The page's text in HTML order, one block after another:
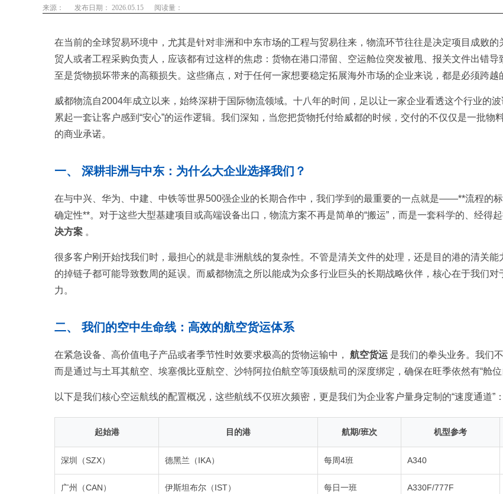
来源： 发布日期： 2026.05.15 阅读量：
在当前的全球贸易环境中，尤其是针对非洲和中东市场的工程与贸易往来，物流环节往往是决定项目成败的
贸人或者工程采购负责人，应该都有过这样的焦虑：货物在港口滞留、空运舱位突发被甩、报关文件出错导
至是货物损坏带来的高额损失。这些痛点，对于任何一家想要稳定拓展海外市场的企业来说，都是必须跨越
威都物流自2004年成立以来，始终深耕于国际物流领域。十八年的时间，足以让一家企业看透这个行业的
累起一套让客户感到“安心”的运作逻辑。我们深知，当您把货物托付给威都的时候，交付的不仅仅是一批物
的商业承诺。
一、 深耕非洲与中东：为什么大企业选择我们？
在与中兴、华为、中建、中铁等世界500强企业的长期合作中，我们学到的最重要的一点就是——**流程的
确定性**。对于这些大型基建项目或高端设备出口，物流方案不再是简单的“搬运”，而是一套科学的、经得
决方案 。
很多客户刚开始找我们时，最担心的就是非洲航线的复杂性。不管是清关文件的处理，还是目的港的清关能
的掉链子都可能导致数周的延误。而威都物流之所以能成为众多行业巨头的长期战略伙伴，核心在于我们对
力。
二、 我们的空中生命线：高效的航空货运体系
在紧急设备、高价值电子产品或者季节性时效要求极高的货物运输中， 航空货运 是我们的拳头业务。我们
而是通过与土耳其航空、埃塞俄比亚航空、沙特阿拉伯航空等顶级航司的深度绑定，确保在旺季依然有“舱位
以下是我们核心空运航线的配置概况，这些航线不仅班次频密，更是我们为企业客户量身定制的“速度通道”：
起始港 目的港 航期/班次 机型参考
深圳（SZX） 德黑兰（IKA） 每周4班 A340
广州（CAN） 伊斯坦布尔（IST） 每日一班 A330F/777F